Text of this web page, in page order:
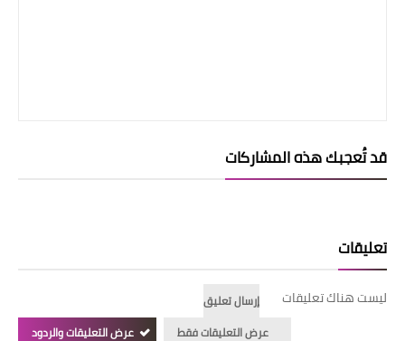
قد تُعجبك هذه المشاركات
تعليقات
ليست هناك تعليقات
إرسال تعليق
عرض التعليقات فقط
عرض التعليقات والردود